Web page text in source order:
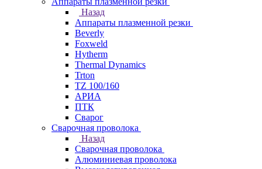
Назад
Аппараты плазменной резки
Beverly
Foxweld
Hytherm
Thermal Dynamics
Trton
TZ 100/160
АРИА
ПТК
Сварог
Сварочная проволока
Назад
Сварочная проволока
Алюминиевая проволока